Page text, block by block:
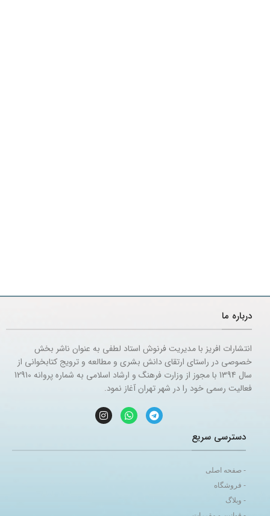
درباره ما
انتشارات افریز با مدیریت فرنوش استاد لطفی به عنوان ناشر بخش
خصوصی در راستای ارتقای دانش بشری و مطالعه و ترویج کتابخوانی از
سال 1394 با مجوز از وزارت فرهنگ و ارشاد اسلامی به شماره پروانه 12910
فعالیت رسمی خود را در شهر تهران آغاز نمود.
دسترسی سریع
- صفحه اصلی
- فروشگاه
- وبلاگ